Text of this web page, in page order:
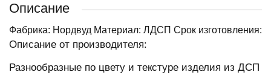
Описание
Фабрика: Нордвуд Материал: ЛДСП Срок изготовления:
Описание от производителя:
Разнообразные по цвету и текстуре изделия из ДСП